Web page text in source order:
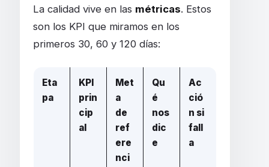
La calidad vive en las métricas. Estos
son los KPI que miramos en los
primeros 30, 60 y 120 días:
Eta
pa
KPI
prin
cip
al
Met
a
de
ref
ere
nci
Qu
é
nos
dic
e
Ac
ció
n si
fall
a